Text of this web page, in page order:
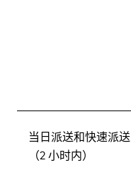
当日派送和快速派送
（2 小时内）